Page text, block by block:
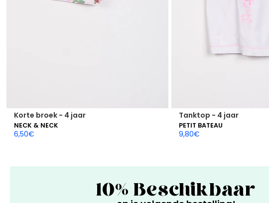
Korte broek - 4 jaar
NECK & NECK
6,50€
Tanktop - 4 jaar
PETIT BATEAU
9,80€
10% Beschikbaar